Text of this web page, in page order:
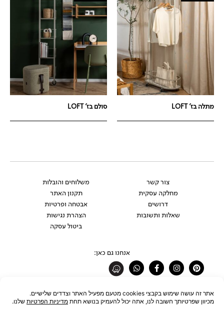
מתלה בז' LOFT סולם בז' LOFT
צור קשר
מחלקה עסקית
דרושים
שאלות ותשובות
משלוחים והובלות
תקנון האתר
אבטחה ופרטיות
הצהרת נגישות
ביטול עסקה
אנחנו גם כאן:
Pinterest
Instagram
Facebook-
f
Whatsapp
רוצים להתעדכן לפני כולם?